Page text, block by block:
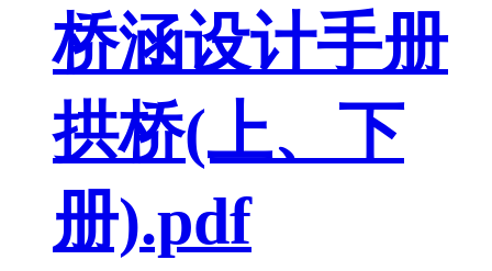
桥涵设计手册
拱桥(上、下
册).pdf